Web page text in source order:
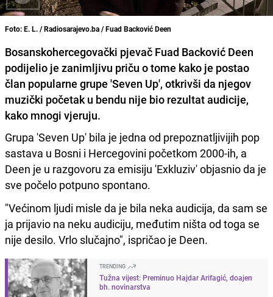
Foto: E. L. / Radiosarajevo.ba / Fuad Backović Deen
Bosanskohercegovački pjevač Fuad Backović Deen
podijelio je zanimljivu priču o tome kako je postao
član popularne grupe 'Seven Up', otkrivši da njegov
muzički početak u bendu nije bio rezultat audicije,
kako mnogi vjeruju.
Grupa 'Seven Up' bila je jedna od prepoznatljivijih pop
sastava u Bosni i Hercegovini početkom 2000-ih, a
Deen je u razgovoru za emisiju 'Exkluziv' objasnio da je
sve počelo potpuno spontano.
"Većinom ljudi misle da je bila neka audicija, da sam se
ja prijavio na neku audiciju, međutim ništa od toga se
nije desilo. Vrlo slučajno", ispričao je Deen.
TRENDING
Tužna vijest: Preminuo Hajdar Arifagić, doajen
bh. novinarstva